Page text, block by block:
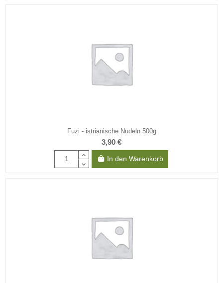
Fuzi - istrianische Nudeln 500g
3,90 €
In den Warenkorb